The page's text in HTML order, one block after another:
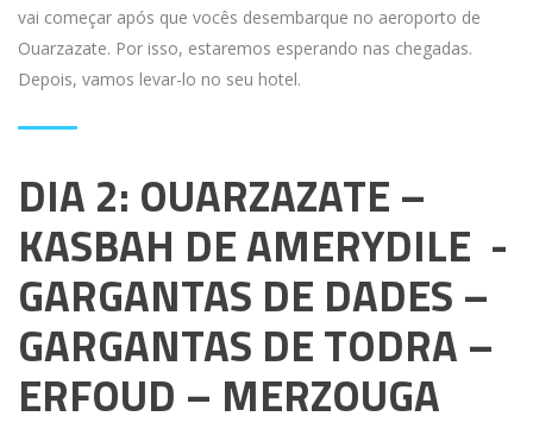
vai começar após que vocês desembarque no aeroporto de
Ouarzazate. Por isso, estaremos esperando nas chegadas.
Depois, vamos levar-lo no seu hotel.
DIA 2: OUARZAZATE –
KASBAH DE AMERYDILE -
GARGANTAS DE DADES –
GARGANTAS DE TODRA –
ERFOUD – MERZOUGA